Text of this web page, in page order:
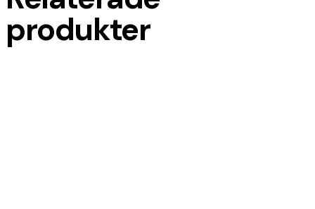
produkter